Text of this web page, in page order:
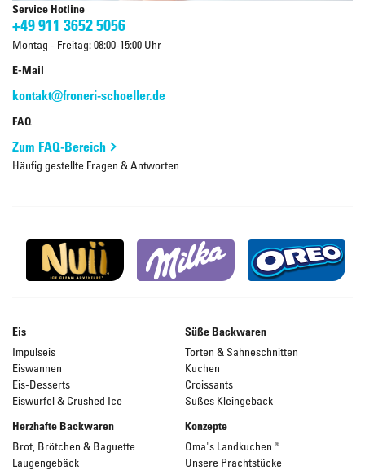
Service Hotline
+49 911 3652 5056
Montag - Freitag: 08:00-15:00 Uhr
E-Mail
kontakt@froneri-schoeller.de
FAQ
Zum FAQ-Bereich
Häufig gestellte Fragen & Antworten
Eis
Impulseis
Eiswannen
Eis-Desserts
Eiswürfel & Crushed Ice
Süße Backwaren
Torten & Sahneschnitten
Kuchen
Croissants
Süßes Kleingebäck
Herzhafte Backwaren
Brot, Brötchen & Baguette
Laugengebäck
Konzepte
Oma's Landkuchen ®
Unsere Prachtstücke